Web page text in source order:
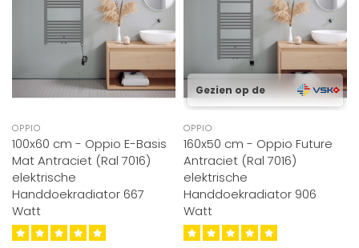
OPPIO
100x60 cm - Oppio E-Basis
Mat Antraciet (Ral 7016)
elektrische
Handdoekradiator 667
Watt
Gezien op de
OPPIO
160x50 cm - Oppio Future
Antraciet (Ral 7016)
elektrische
Handdoekradiator 906
Watt